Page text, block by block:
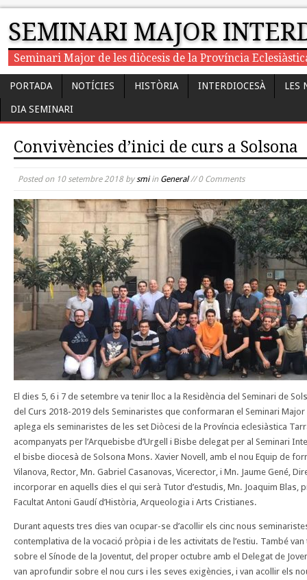
SEMINARI MAJOR
Seminari Major de les diòcesis de la Província
PORTADA NOTÍCIES HISTÒRIA INTERDIOCESÀ LES
DIA SEMINARI
Convivències d’inici de curs a Solsona
Posted on 10 setembre 2018bysmiin General// 0 Comments
El dies 5, 6 i 7 de setembre va tenir lloc a la Residència del Seminari de
del Curs 2018-2019 dels Seminaristes que conformaran el Seminari
aplega els seminaristes de les set Diòcesi de la Província eclesiàstica
acompanyats per l’Arquebisbe d’Urgell i Bisbe delegat per al Seminari
el bisbe diocesà de Solsona Mons. Xavier Novell, amb el nou Equip de
Vilanova, Rector, Mn. Gabriel Casanovas, Vicerector, i Mn. Jaume Gené,
incorporar en aquells dies el qui serà Tutor d’estudis, Mn. Joaquim Blas,
Facultat Antoni Gaudí d’Història, Arqueologia i Arts Cristianes.
Durant aquests tres dies van ocupar-se d’acollir els cinc nous
contemplativa de la vocació pròpia i de les activitats de l’estiu. També
sobre el Sínode de la Joventut, del proper octubre amb el Delegat de
van aprofundir sobre el nou curs i les seves exigències, i van acollir els